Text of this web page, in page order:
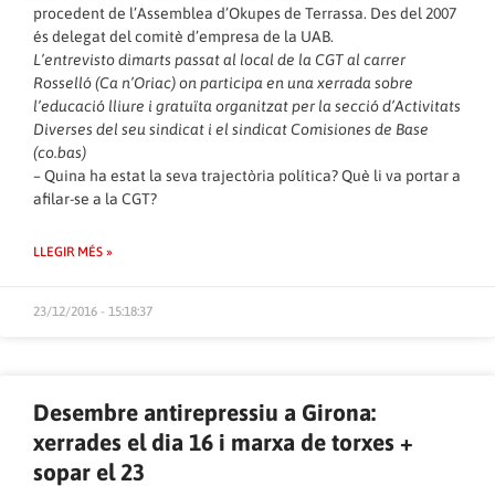
procedent de l’Assemblea d’Okupes de Terrassa. Des del 2007
és delegat del comitè d’empresa de la UAB.
L’entrevisto dimarts passat al local de la CGT al carrer
Rosselló (Ca n’Oriac) on participa en una xerrada sobre
l’educació lliure i gratuïta organitzat per la secció d’Activitats
Diverses del seu sindicat i el sindicat Comisiones de Base
(co.bas)
– Quina ha estat la seva trajectòria política? Què li va portar a
afilar-se a la CGT?
LLEGIR MÉS »
23/12/2016 - 15:18:37
Desembre antirepressiu a Girona:
xerrades el dia 16 i marxa de torxes +
sopar el 23